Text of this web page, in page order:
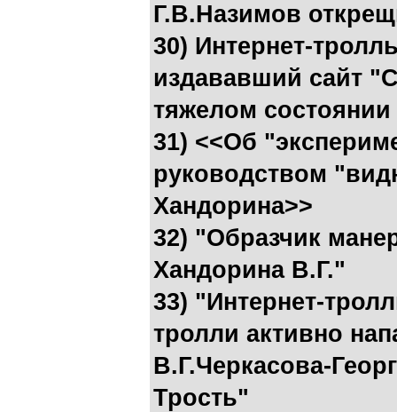
Г.В.Назимов
30) Интернет-
издававший сайт
тяжелом состоянии
31) <<Об
руководством
Хандорина>>
32) "Образчик
Хандорина В.Г."
33) "Интернет-
тролли активно
В.Г.Черкасова-
Трость"